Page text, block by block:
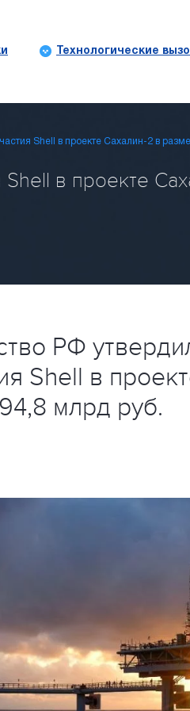
Технологические
Shell в проекте Сахалин-2 в
в проекте
РФ
Shell в
млрд руб.